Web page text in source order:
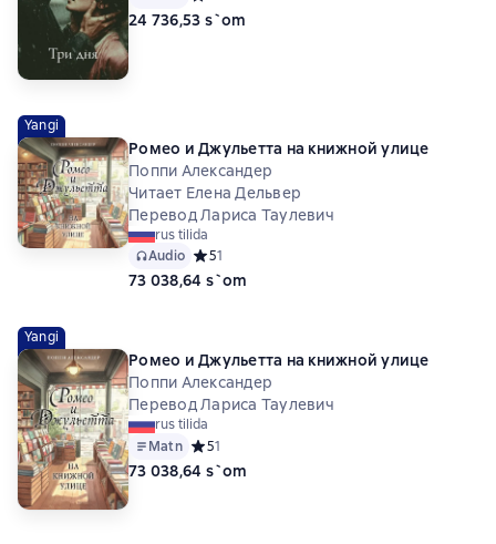
24 736,53 s`om
Yangi
Ромео и Джульетта на книжной улице
Поппи Александер
Читает Елена Дельвер
Перевод Лариса Таулевич
rus tilida
Audio Средний рейтинг 5 на основе 1 оценок
51
73 038,64 s`om
Yangi
Ромео и Джульетта на книжной улице
Поппи Александер
Перевод Лариса Таулевич
rus tilida
Matn Средний рейтинг 5 на основе 1 оценок
51
73 038,64 s`om